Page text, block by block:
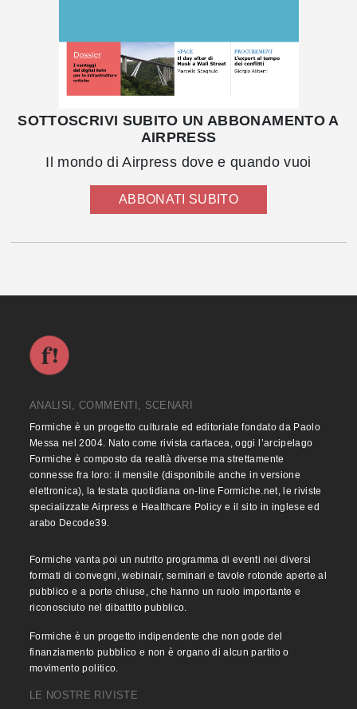
SOTTOSCRIVI SUBITO UN ABBONAMENTO A
AIRPRESS
Il mondo di Airpress dove e quando vuoi
ABBONATI SUBITO
ANALISI, COMMENTI, SCENARI
Formiche è un progetto culturale ed editoriale fondato da Paolo
Messa nel 2004. Nato come rivista cartacea, oggi l’arcipelago
Formiche è composto da realtà diverse ma strettamente
connesse fra loro: il mensile (disponibile anche in versione
elettronica), la testata quotidiana on-line Formiche.net, le riviste
specializzate Airpress e Healthcare Policy e il sito in inglese ed
arabo Decode39.
Formiche vanta poi un nutrito programma di eventi nei diversi
formati di convegni, webinair, seminari e tavole rotonde aperte al
pubblico e a porte chiuse, che hanno un ruolo importante e
riconosciuto nel dibattito pubblico.
Formiche è un progetto indipendente che non gode del
finanziamento pubblico e non è organo di alcun partito o
movimento politico.
LE NOSTRE RIVISTE